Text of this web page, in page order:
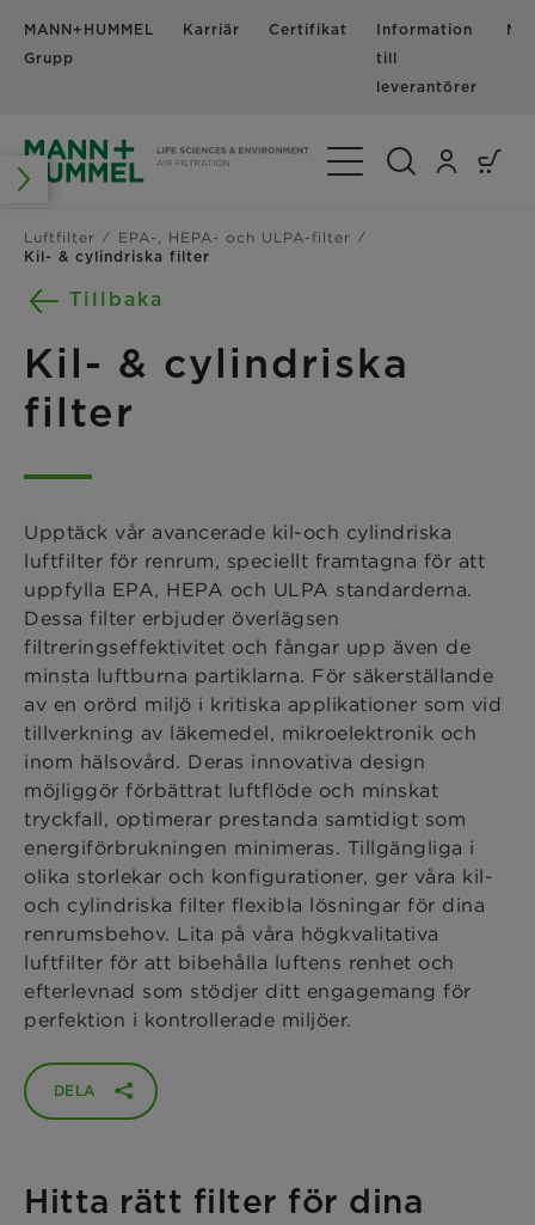
MANN+HUMMEL
Grupp
Karriär Certifikat
Information
till
leverantörer
Växla navigering
Luftfilter
EPA-, HEPA- och ULPA-filter
Kil- & cylindriska filter
Tillbaka
Kil- & cylindriska
filter
Upptäck vår avancerade kil-och cylindriska
luftfilter för renrum, speciellt framtagna för att
uppfylla EPA, HEPA och ULPA standarderna.
Dessa filter erbjuder överlägsen
filtreringseffektivitet och fångar upp även de
minsta luftburna partiklarna. För säkerställande
av en orörd miljö i kritiska applikationer som vid
tillverkning av läkemedel, mikroelektronik och
inom hälsovård. Deras innovativa design
möjliggör förbättrat luftflöde och minskat
tryckfall, optimerar prestanda samtidigt som
energiförbrukningen minimeras. Tillgängliga i
olika storlekar och konfigurationer, ger våra kil-
och cylindriska filter flexibla lösningar för dina
renrumsbehov. Lita på våra högkvalitativa
luftfilter för att bibehålla luftens renhet och
efterlevnad som stödjer ditt engagemang för
perfektion i kontrollerade miljöer.
DELA
Hitta rätt filter för dina